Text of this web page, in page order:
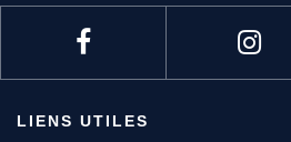
LIENS UTILES